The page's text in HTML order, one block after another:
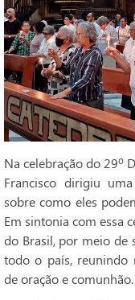
Na celebração do 29º
Francisco dirigiu
sobre como eles
Em sintonia com essa
do Brasil, por meio de
todo o país, reunindo
de oração e comunhão.